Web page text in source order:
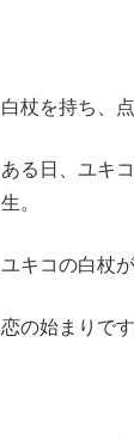
白杖を持ち、
ある日、ユキ
生。
ユキコの白杖
恋の始まりです